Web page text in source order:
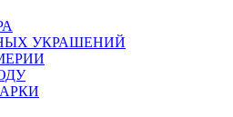
УКРАШЕНИЙ